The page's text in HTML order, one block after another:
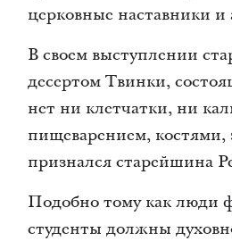
церковные наставники
В своем выступлении
десертом Твинки,
нет ни клетчатки, ни
пищеварением, костями,
признался старейшина
Подобно тому как люди
студенты должны